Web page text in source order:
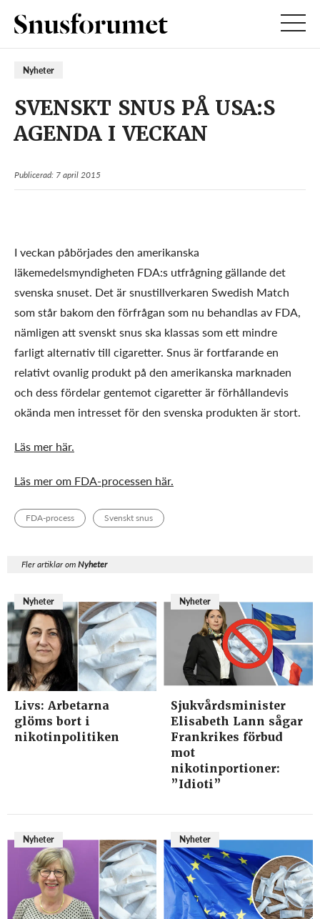
Nyheter
SVENSKT SNUS PÅ USA:S
AGENDA I VECKAN
Publicerad: 7 april 2015
I veckan påbörjades den amerikanska
läkemedelsmyndigheten FDA:s utfrågning gällande det
svenska snuset. Det är snustillverkaren Swedish Match
som står bakom den förfrågan som nu behandlas av FDA,
nämligen att svenskt snus ska klassas som ett mindre
farligt alternativ till cigaretter. Snus är fortfarande en
relativt ovanlig produkt på den amerikanska marknaden
och dess fördelar gentemot cigaretter är förhållandevis
okända men intresset för den svenska produkten är stort.
Läs mer här.
Läs mer om FDA-processen här.
FDA-process Svenskt snus
Fler artiklar omNyheter
Nyheter
Livs: Arbetarna
glöms bort i
nikotinpolitiken
Nyheter
Sjukvårdsminister
Elisabeth Lann sågar
Frankrikes förbud
mot
nikotinportioner:
”Idioti”
Nyheter Nyheter